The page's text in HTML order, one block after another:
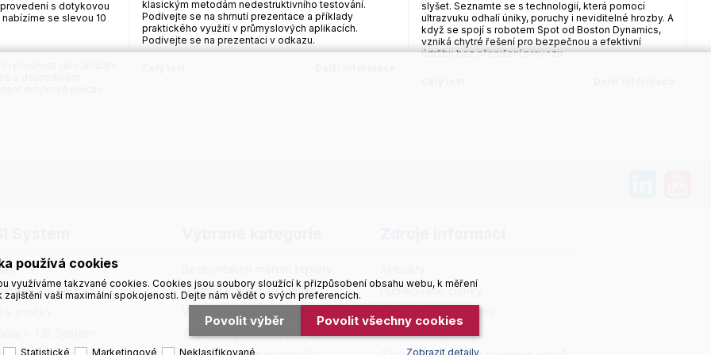
s dotykovou
se slevou 10
klasickým metodám nedestruktivního testování.
Podívejte se na shrnutí prezentace a příklady
praktického využití v průmyslových aplikacích.
Podívejte se na prezentaci v odkazu.
slyšet. Seznamte se s technologií, která pomocí
ultrazvuku odhalí úniky, poruchy i neviditelné hrozby. A
když se spojí s robotem Spot od Boston Dynamics,
vzniká chytré řešení pro bezpečnou a efektivní
údržbu bez přerušení provozu.
služby
Ultrazvuková diagnostika
Zkoušení povrchových úprav
Publikované články
Katalogy a prospekty
Možnosti dopravy
používá cookies
využíváme takzvané cookies. Cookies jsou soubory sloužící k přizpůsobení obsahu webu, k měření
vaší maximální spokojenosti. Dejte nám vědět o svých preferencích.
Povolit výběr Povolit všechny cookies
Statistické Marketingové Neklasifikované Zobrazit detaily